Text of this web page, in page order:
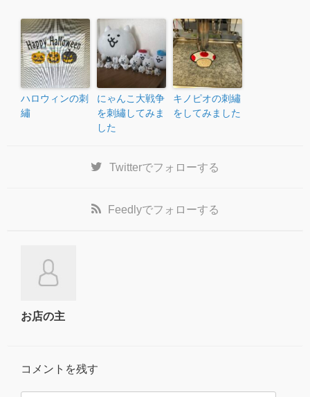
ハロウィンの刺
繡
にゃんこ大戦争
を刺繡してみま
した
キノピオの刺繡
をしてみました
Twitterでフォローする
Feedlyでフォローする
お店の主
コメントを残す